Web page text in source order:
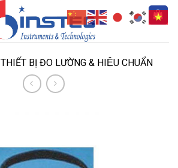
THIẾT BỊ ĐO LƯỜNG & HIỆU CHUẨN